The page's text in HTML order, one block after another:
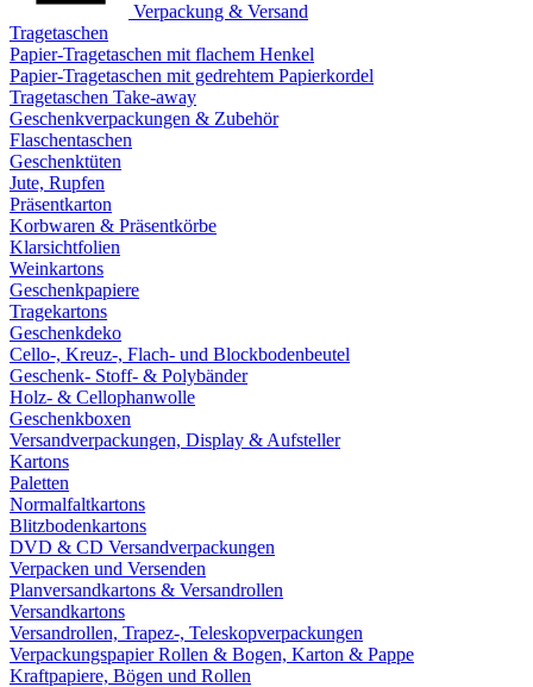
Verpackung & Versand
Tragetaschen
Papier-Tragetaschen mit flachem Henkel
Papier-Tragetaschen mit gedrehtem Papierkordel
Tragetaschen Take-away
Geschenkverpackungen & Zubehör
Flaschentaschen
Geschenktüten
Jute, Rupfen
Präsentkarton
Korbwaren & Präsentkörbe
Klarsichtfolien
Weinkartons
Geschenkpapiere
Tragekartons
Geschenkdeko
Cello-, Kreuz-, Flach- und Blockbodenbeutel
Geschenk- Stoff- & Polybänder
Holz- & Cellophanwolle
Geschenkboxen
Versandverpackungen, Display & Aufsteller
Kartons
Paletten
Normalfaltkartons
Blitzbodenkartons
DVD & CD Versandverpackungen
Verpacken und Versenden
Planversandkartons & Versandrollen
Versandkartons
Versandrollen, Trapez-, Teleskopverpackungen
Verpackungspapier Rollen & Bogen, Karton & Pappe
Kraftpapiere, Bögen und Rollen